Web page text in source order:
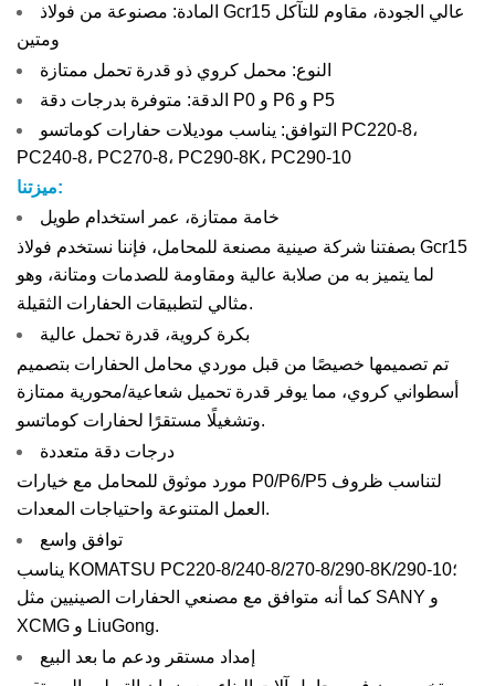
المادة: مصنوعة من فولاذ Gcr15 عالي الجودة، مقاوم للتآكل
ومتين
النوع: محمل كروي ذو قدرة تحمل ممتازة
الدقة: متوفرة بدرجات دقة P0 و P6 و P5
التوافق: يناسب موديلات حفارات كوماتسو PC220-8،
PC240-8، PC270-8، PC290-8K، PC290-10
ميزتنا:
خامة ممتازة، عمر استخدام طويل
بصفتنا شركة صينية مصنعة للمحامل، فإننا نستخدم فولاذ Gcr15
لما يتميز به من صلابة عالية ومقاومة للصدمات ومتانة، وهو
مثالي لتطبيقات الحفارات الثقيلة.
بكرة كروية، قدرة تحمل عالية
تم تصميمها خصيصًا من قبل موردي محامل الحفارات بتصميم
أسطواني كروي، مما يوفر قدرة تحميل شعاعية/محورية ممتازة
وتشغيلًا مستقرًا لحفارات كوماتسو.
درجات دقة متعددة
مورد موثوق للمحامل مع خيارات P0/P6/P5 لتناسب ظروف
العمل المتنوعة واحتياجات المعدات.
توافق واسع
يناسب KOMATSU PC220-8/240-8/270-8/290-8K/290-10؛
كما أنه متوافق مع مصنعي الحفارات الصينيين مثل SANY و
XCMG و LiuGong.
إمداد مستقر ودعم ما بعد البيع